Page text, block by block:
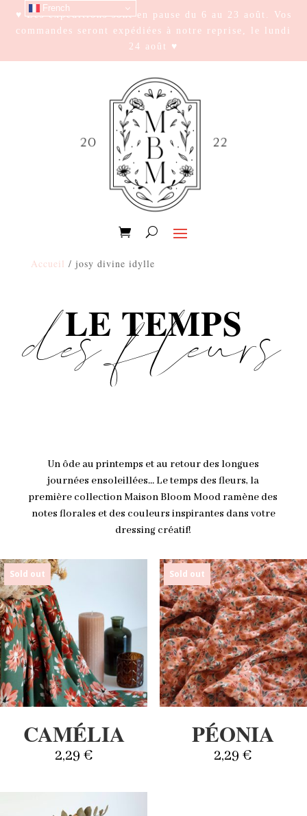
♥ Les expéditions sont en pause du 6 au 23 août. Vos
commandes seront expédiées à notre reprise, le lundi
24 août ♥
Accueil / josy divine idylle
LE TEMPS
des fleurs
Un ôde au printemps et au retour des longues
journées ensoleillées… Le temps des fleurs, la
première collection Maison Bloom Mood ramène des
notes florales et des couleurs inspirantes dans votre
dressing créatif!
Sold out
CAMÉLIA
2,29 €
Sold out
PÉONIA
2,29€
French